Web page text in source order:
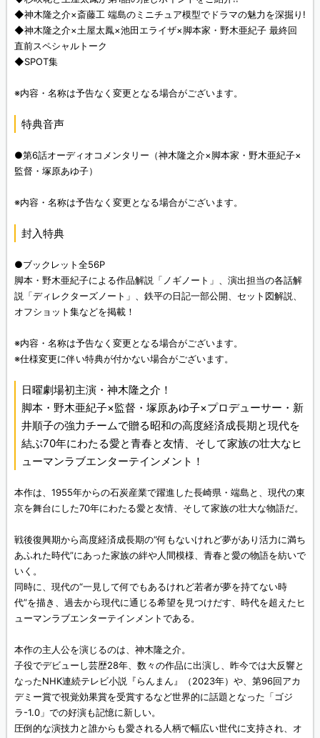
◆神木隆之介×斎藤工 端島のミニチュア模型でドラマの魅力を深掘り!
◆神木隆之介×土屋太鳳×池田エライザ×脚本家・野木亜紀子 最終回
直前スペシャルトーク
◆SPOT集
※内容・名称は予告なく変更となる場合がございます。
特典音声
●第6話オーディオコメンタリー（神木隆之介×脚本家・野木亜紀子×
監督・塚原あゆ子）
※内容・名称は予告なく変更となる場合がございます。
封入特典
●ブックレット全56P
脚本・野木亜紀子による作品解説「ノギノート」、演出担当の各話解
説「ディレクターズノート」、鉄平の日記一部公開、セット図解説、
オフショット集などを掲載！
※内容・名称は予告なく変更となる場合がございます。
※仕様変更に伴い特典が付かない場合がございます。
日曜劇場初主演・神木隆之介！
脚本・野木亜紀子×監督・塚原あゆ子×プロデューサー・新
井順子の強力チームで贈る昭和の高度経済成長期と現代を
結ぶ70年にわたる愛と青春と友情、そして家族の壮大なヒ
ューマンラブエンターテインメント！
本作は、1955年からの石炭産業で躍進した長崎県・端島と、現代の東
京を舞台にした70年にわたる愛と友情、そして家族の壮大な物語だ。
戦後復興期から高度経済成長期の“何もないけれど夢があり活力に満ち
あふれた時代”にあった家族の絆や人間模様、青春と愛の物語を紡いで
いく。
同時に、現代の“一見して何でもあるけれど若者が夢を持てない時
代”を描き、過去から現代に通じる希望を見つけだす、時代を超えたヒ
ューマンラブエンターテインメントである。
本作の主人公を演じるのは、神木隆之介。
子役でデビューし芸歴28年、数々の作品に出演し、昨今では大反響と
なったNHK連続テレビ小説『らんまん』（2023年）や、第96回アカ
デミー賞で視覚効果賞を受賞するなど世界的に話題となった「ゴジ
ラ-1.0」での好演も記憶に新しい。
圧倒的な演技力と誰からも愛される人柄で幅広い世代に支持され、オ